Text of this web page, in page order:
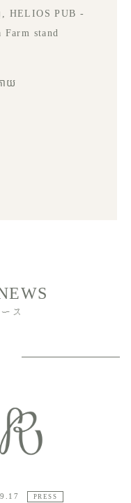
, HELIOS PUB -
Farm stand
ោយ
ス
PRESS